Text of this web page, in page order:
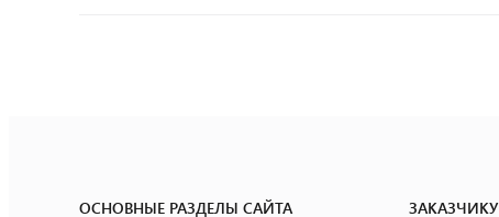
ОСНОВНЫЕ РАЗДЕЛЫ САЙТА
ЗАКАЗЧИКУ